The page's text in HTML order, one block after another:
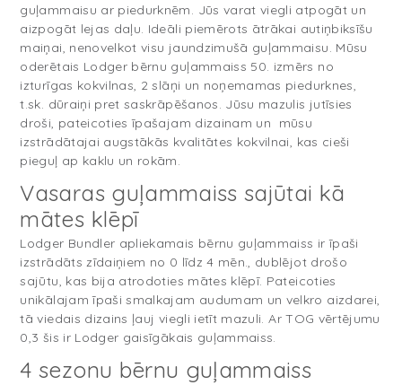
guļammaisu ar piedurknēm. Jūs varat viegli atpogāt un
aizpogāt lejas daļu. Ideāli piemērots ātrākai autiņbiksīšu
maiņai, nenovelkot visu jaundzimušā guļammaisu. Mūsu
oderētais Lodger bērnu guļammaiss 50. izmērs no
izturīgas kokvilnas, 2 slāņi un noņemamas piedurknes,
t.sk. dūraiņi pret saskrāpēšanos. Jūsu mazulis jutīsies
droši, pateicoties īpašajam dizainam un mūsu
izstrādātajai augstākās kvalitātes kokvilnai, kas cieši
pieguļ ap kaklu un rokām.
Vasaras guļammaiss sajūtai kā
mātes klēpī
Lodger Bundler apliekamais bērnu guļammaiss ir īpaši
izstrādāts zīdaiņiem no 0 līdz 4 mēn., dublējot drošo
sajūtu, kas bija atrodoties mātes klēpī. Pateicoties
unikālajam īpaši smalkajam audumam un velkro aizdarei,
tā viedais dizains ļauj viegli ietīt mazuli. Ar TOG vērtējumu
0,3 šis ir Lodger gaisīgākais guļammaiss.
4 sezonu bērnu guļammaiss